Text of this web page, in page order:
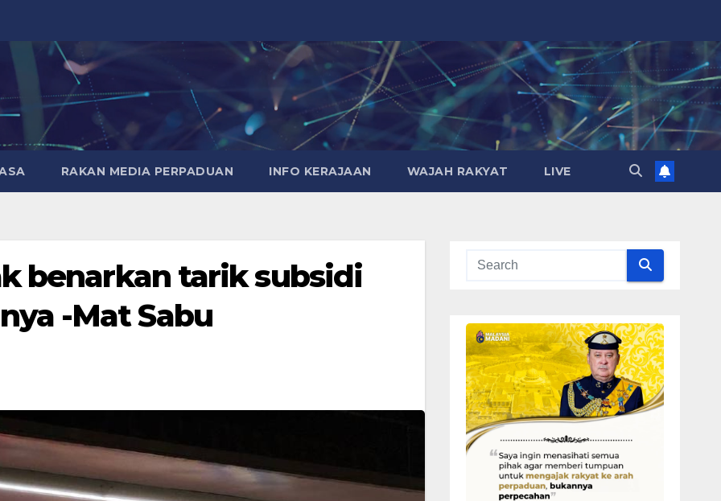
RAKAN MEDIA PERPADUAN INFO KERAJAAN WAJAH RAKYAT LIVE
benarkan tarik subsidi
-Mat Sabu